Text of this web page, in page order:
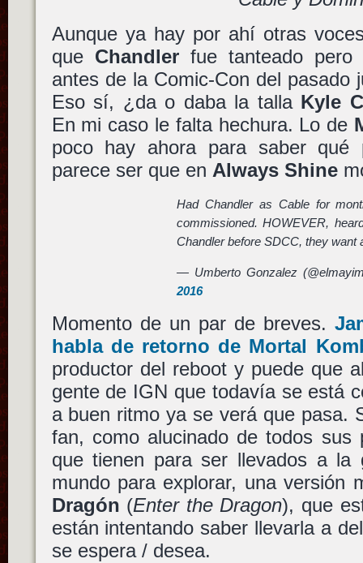
Aunque ya hay por ahí otras
que Chandlerfue tanteado pero
antes de la Comic-Con del pasado
Eso sí, ¿da o daba la talla Kyle
En mi caso le falta hechura. Lo de
poco hay ahora para saber qué
parece ser que en Always Shine
Had Chandler as Cable for
commissioned. HOWEVER,
Chandler before SDCC, they want
— Umberto Gonzalez
2016
Momento de un par de breves.
habla de retorno de Mortal
productor del reboot y puede que
gente de IGN que todavía se está
a buen ritmo ya se verá que pasa.
fan, como alucinado de todos sus
que tienen para ser llevados a la
mundo para explorar, una versión
Dragón (Enter the Dragon), que
están intentando saber llevarla a
se espera / desea.